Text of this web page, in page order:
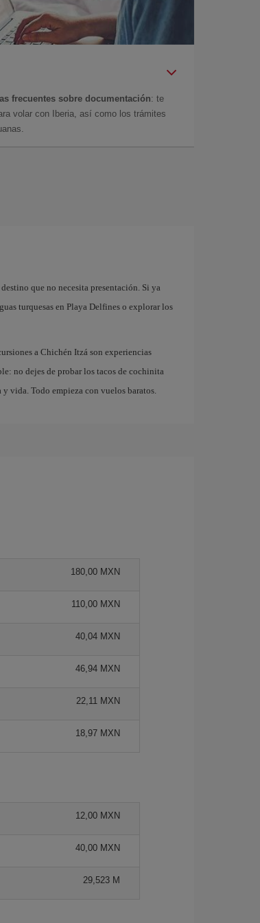
frecuentes sobre documentación: te
volar con Iberia, así como los trámites
que no necesita presentación. Si ya
turquesas en Playa Delfines o explorar los
a Chichén Itzá son experiencias
no dejes de probar los tacos de cochinita
vida. Todo empieza con vuelos baratos.
180,00 MXN
110,00 MXN
40,04 MXN
46,94 MXN
22,11 MXN
18,97 MXN
12,00 MXN
40,00 MXN
29,523 M